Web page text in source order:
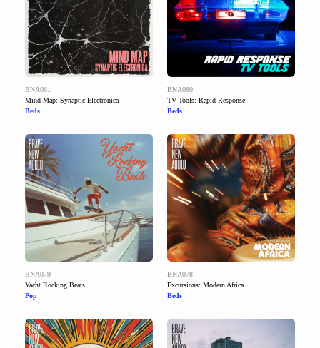
BNA081
Mind Map: Synaptic Electronica
Beds
BNA080
TV Tools: Rapid Response
Beds
BNA079
Yacht Rocking Beats
Pop
BNA078
Excursions: Modern Africa
Beds